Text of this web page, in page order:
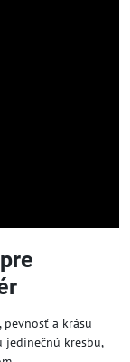
pevnosť a krásu
jedinečnú kresbu,